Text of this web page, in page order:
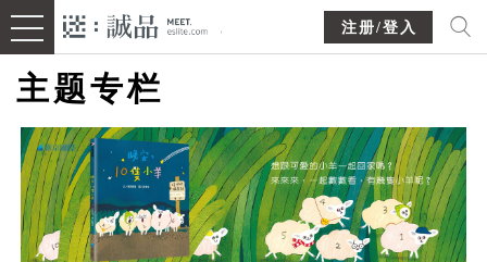
注册/登入
主题专栏